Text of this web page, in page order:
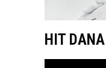
HIT DANA